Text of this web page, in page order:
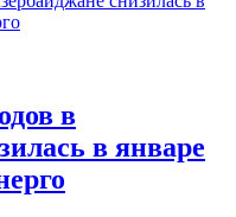
в
в январе